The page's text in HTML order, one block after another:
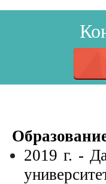
2019 г. -